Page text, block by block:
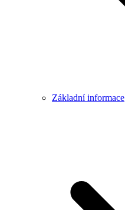
Základní informace